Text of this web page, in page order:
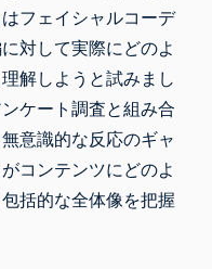
フェイシャルコーデ
対して実際にどのよ
解しようと試みまし
ケート調査と組み合
意識的な反応のギャ
コンテンツにどのよ
括的な全体像を把握